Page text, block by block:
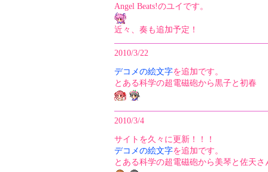
Angel Beats!のユイです。
近々、奏も追加予定！
2010/3/22
デコメの絵文字を追加です。
とある科学の超電磁砲から黒子と初春
2010/3/4
サイトを久々に更新！！！
デコメの絵文字を追加です。
とある科学の超電磁砲から美琴と佐天さ